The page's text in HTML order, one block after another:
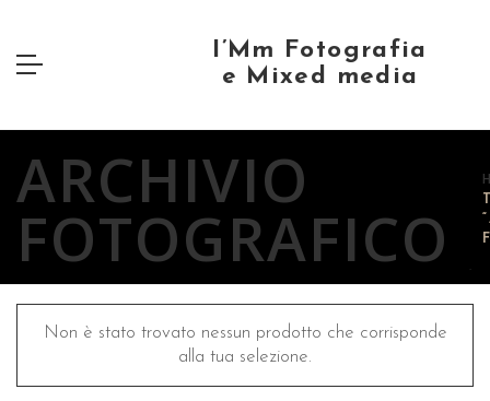
ARCHIVIO
FOTOGRAFICO
Non è stato trovato nessun prodotto che corrisponde
alla tua selezione.